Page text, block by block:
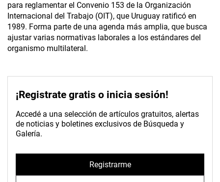
para reglamentar el Convenio 153 de la Organización
Internacional del Trabajo (OIT), que Uruguay ratificó en
1989. Forma parte de una agenda más amplia, que busca
ajustar varias normativas laborales a los estándares del
organismo multilateral.
¡Registrate gratis o inicia sesión!
Accedé a una selección de artículos gratuitos, alertas
de noticias y boletines exclusivos de Búsqueda y
Galería.
Registrarme